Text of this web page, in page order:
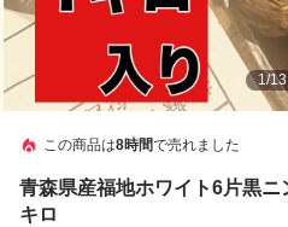
1/13
この商品は8時間で売れました
青森県産福地ホワイト6片黒ニ
キロ